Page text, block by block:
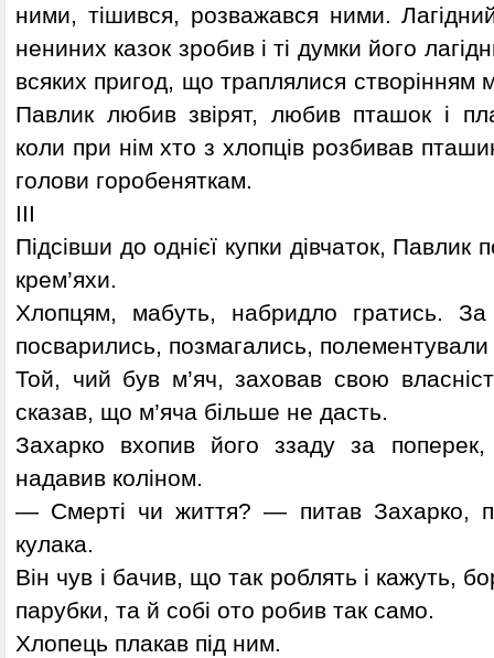
ними, тішився, розважався ними.
нениних казок зробив і ті думки його
всяких пригод, що траплялися створінням
Павлик любив звірят, любив пташок і
коли при нім хто з хлопців розбивав
голови горобеняткам.
III
Підсівши до однієї купки дівчаток, Павлик
крем’яхи.
Хлопцям, мабуть, набридло гратись.
посварились, позмагались,
Той, чий був м’яч, заховав свою
сказав, що м’яча більше не дасть.
Захарко вхопив його ззаду за
надавив коліном.
— Смерті чи життя? — питав Захарко,
кулака.
Він чув і бачив, що так роблять і кажуть,
парубки, та й собі ото робив так само.
Хлопець плакав під ним.